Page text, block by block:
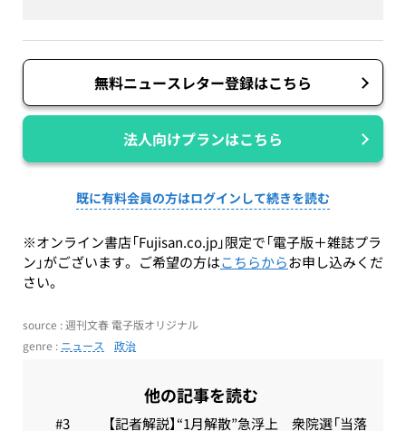
無料ニュースレター登録はこちら
法人向けプランはこちら
既に有料会員の方はログインして続きを読む
※オンライン書店「Fujisan.co.jp」限定で「電子版＋雑誌プラ
ン」がございます。ご希望の方はこちらからお申し込みくだ
さい。
source : 週刊文春 電子版オリジナル
genre : ニュース 政治
他の記事を読む
【記者解説】“1月解散”急浮上 衆院選「当落